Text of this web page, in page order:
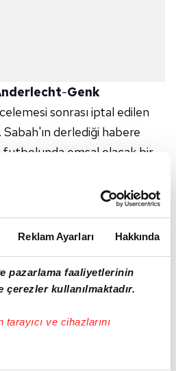
Reklam Ayarları Hakkında
pazarlama faaliyetlerinin
çerezler kullanılmaktadır.
tarayıcı ve cihazlarını
-Genk
sonrası iptal edilen
Sabah'ın derlediği habere
emsal olacak bir
tekrar edilmesine hükmetti.
Genk'in kullandığı
geçen Bryan Heynen'in şutu
Sor topu filelere
sonrası Sor'un ceza
Genk öne geçti ancak